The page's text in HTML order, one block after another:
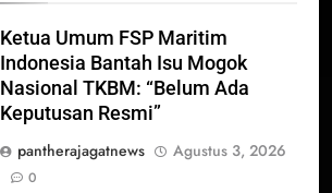
Ketua Umum FSP Maritim
Indonesia Bantah Isu Mogok
Nasional TKBM: “Belum Ada
Keputusan Resmi”
pantherajagatnews
Agustus 3, 2026
0